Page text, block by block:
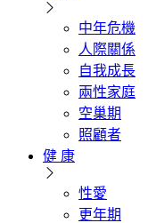
中年危機
人際關係
自我成長
兩性家庭
空巢期
照顧者
健 康
性愛
更年期